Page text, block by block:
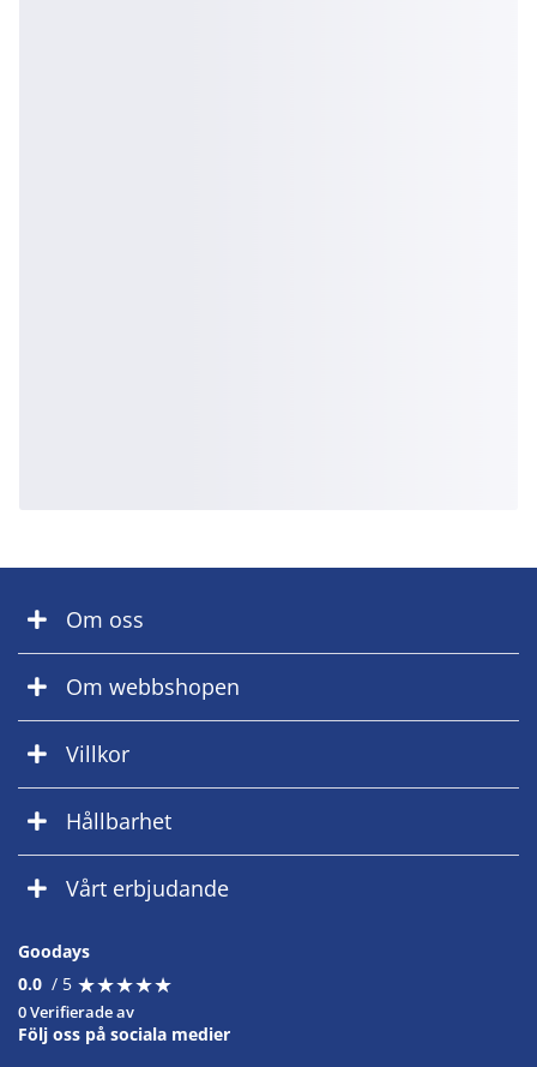
Om oss
Om webbshopen
Villkor
Hållbarhet
Vårt erbjudande
Goodays
0.0 / 5 ★★★★★
★★★★★
0 Verifierade av
Följ oss på sociala medier